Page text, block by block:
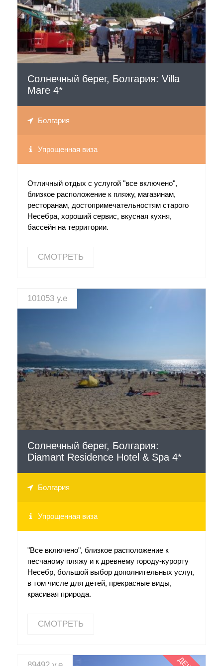
Солнечный берег, Болгария: Villa
Mare 4*
Болгария
Упрощенная виза
Отличный отдых с услугой "все включено",
близкое расположение к пляжу, магазинам,
ресторанам, достопримечательностям старого
Несебра, хороший сервис, вкусная кухня,
бассейн на территории.
СМОТРЕТЬ
101053 у.е
СМОТРЕТЬ
Солнечный берег, Болгария:
Diamant Residence Hotel & Spa 4*
Болгария
Упрощенная виза
"Все включено", близкое расположение к
песчаному пляжу и к древнему городу-курорту
Несебр, большой выбор дополнительных услуг,
в том числе для детей, прекрасные виды,
красивая природа.
СМОТРЕТЬ